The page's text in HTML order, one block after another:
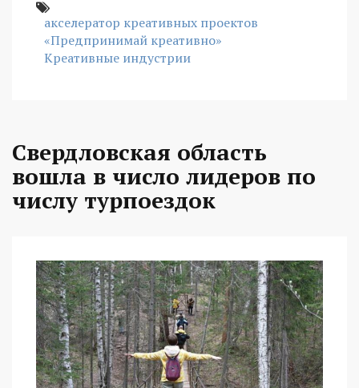
акселератор креативных проектов
«Предпринимай креативно»
Креативные индустрии
Свердловская область
вошла в число лидеров по
числу турпоездок